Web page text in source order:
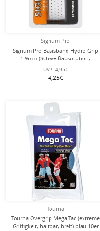
Signum Pro
Signum Pro Basisband Hydro Grip
1.9mm (Schweißabsorption,
perforiert) weiss - 1 Stück
UVP: 4,95€
4,25€
Tourna
Tourna Overgrip Mega Tac (extreme
Griffigkeit, haltbar, breit) blau 10er